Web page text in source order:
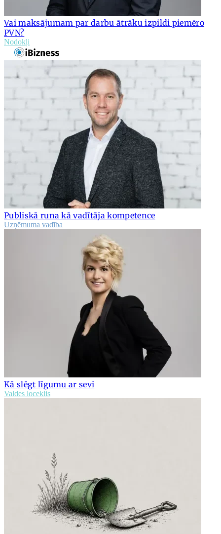
Vai maksājumam par darbu ātrāku izpildi piemēro
PVN?
Nodokļi
Publiskā runa kā vadītāja kompetence
Uzņēmuma vadība
Kā slēgt līgumu ar sevi
Valdes loceklis